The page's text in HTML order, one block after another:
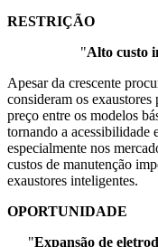
RESTRIÇÃO
"Alto custo
Apesar da crescente
consideram os
preço entre os modelos
tornando a acessibilidade
especialmente nos
custos de manutenção
exaustores inteligentes.
OPORTUNIDADE
"Expansão de